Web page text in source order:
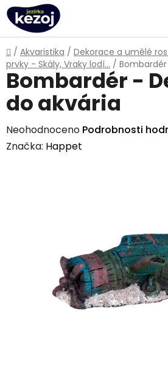
Přejít
na
obsah
Domů
/ Akvaristika / Dekorace a umělé
prvky - Skály, Vraky lodí... /
Bombardér -
do akvária
Průměrné
hodnocení
Neohodnoceno Podrobnosti
Značka: Happet